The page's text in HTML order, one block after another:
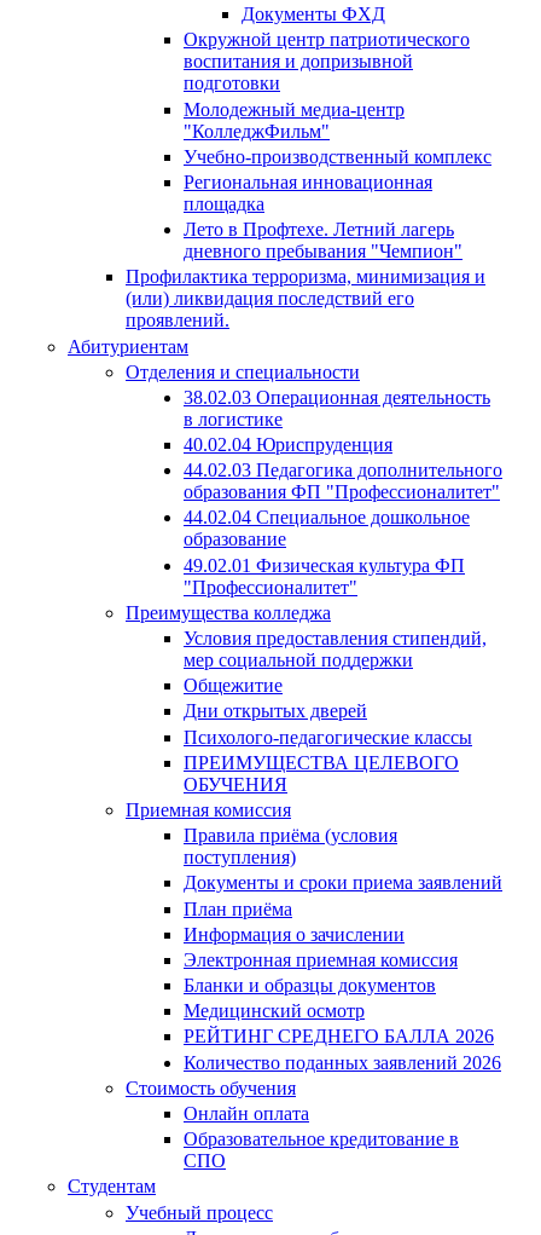
Документы ФХД
Окружной центр патриотического
воспитания и допризывной
подготовки
Молодежный медиа-центр
"КолледжФильм"
Учебно-производственный комплекс
Региональная инновационная
площадка
Лето в Профтехе. Летний лагерь
дневного пребывания "Чемпион"
Профилактика терроризма, минимизация и
(или) ликвидация последствий его
проявлений.
Абитуриентам
Отделения и специальности
38.02.03 Операционная деятельность
в логистике
40.02.04 Юриспруденция
44.02.03 Педагогика дополнительного
образования ФП "Профессионалитет"
44.02.04 Специальное дошкольное
образование
49.02.01 Физическая культура ФП
"Профессионалитет"
Преимущества колледжа
Условия предоставления стипендий,
мер социальной поддержки
Общежитие
Дни открытых дверей
Психолого-педагогические классы
ПРЕИМУЩЕСТВА ЦЕЛЕВОГО
ОБУЧЕНИЯ
Приемная комиссия
Правила приёма (условия
поступления)
Документы и сроки приема заявлений
План приёма
Информация о зачислении
Электронная приемная комиссия
Бланки и образцы документов
Медицинский осмотр
РЕЙТИНГ СРЕДНЕГО БАЛЛА 2026
Количество поданных заявлений 2026
Стоимость обучения
Онлайн оплата
Образовательное кредитование в
СПО
Студентам
Учебный процесс